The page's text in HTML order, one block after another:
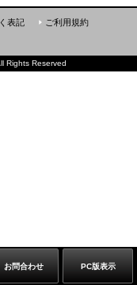
お問合わせ PC版表示
表記
ご利用規約
Rights Reserved